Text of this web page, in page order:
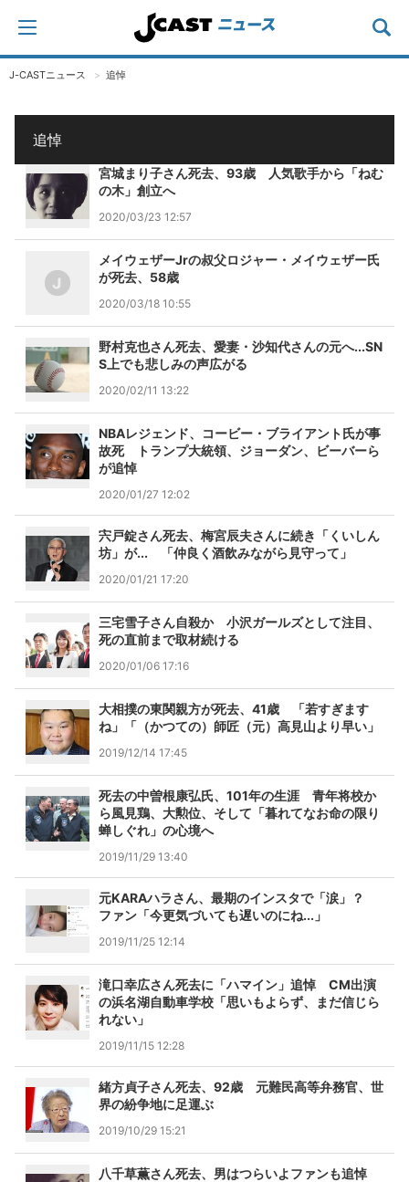
J-CASTニュース 追悼
追悼
宮城まり子さん死去、93歳 人気歌手から「ねむ
の木」創立へ
2020/03/23 12:57
メイウェザーJrの叔父ロジャー・メイウェザー氏
が死去、58歳
2020/03/18 10:55
野村克也さん死去、愛妻・沙知代さんの元へ...SN
S上でも悲しみの声広がる
2020/02/11 13:22
NBAレジェンド、コービー・ブライアント氏が事
故死 トランプ大統領、ジョーダン、ビーバーら
が追悼
2020/01/27 12:02
宍戸錠さん死去、梅宮辰夫さんに続き「くいしん
坊」が... 「仲良く酒飲みながら見守って」
2020/01/21 17:20
三宅雪子さん自殺か 小沢ガールズとして注目、
死の直前まで取材続ける
2020/01/06 17:16
大相撲の東関親方が死去、41歳 「若すぎます
ね」「（かつての）師匠（元）高見山より早い」
2019/12/14 17:45
死去の中曽根康弘氏、101年の生涯 青年将校か
ら風見鶏、大勲位、そして「暮れてなお命の限り
蝉しぐれ」の心境へ
2019/11/29 13:40
元KARAハラさん、最期のインスタで「涙」？
ファン「今更気づいても遅いのにね...」
2019/11/25 12:14
滝口幸広さん死去に「ハマイン」追悼 CM出演
の浜名湖自動車学校「思いもよらず、まだ信じら
れない」
2019/11/15 12:28
緒方貞子さん死去、92歳 元難民高等弁務官、世
界の紛争地に足運ぶ
2019/10/29 15:21
八千草薫さん死去、男はつらいよファンも追悼